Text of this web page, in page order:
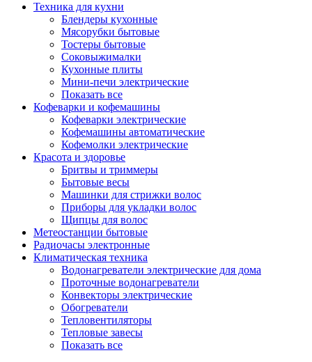
Техника для кухни
Блендеры кухонные
Мясорубки бытовые
Тостеры бытовые
Соковыжималки
Кухонные плиты
Мини-печи электрические
Показать все
Кофеварки и кофемашины
Кофеварки электрические
Кофемашины автоматические
Кофемолки электрические
Красота и здоровье
Бритвы и триммеры
Бытовые весы
Машинки для стрижки волос
Приборы для укладки волос
Щипцы для волос
Метеостанции бытовые
Радиочасы электронные
Климатическая техника
Водонагреватели электрические для дома
Проточные водонагреватели
Конвекторы электрические
Обогреватели
Тепловентиляторы
Тепловые завесы
Показать все